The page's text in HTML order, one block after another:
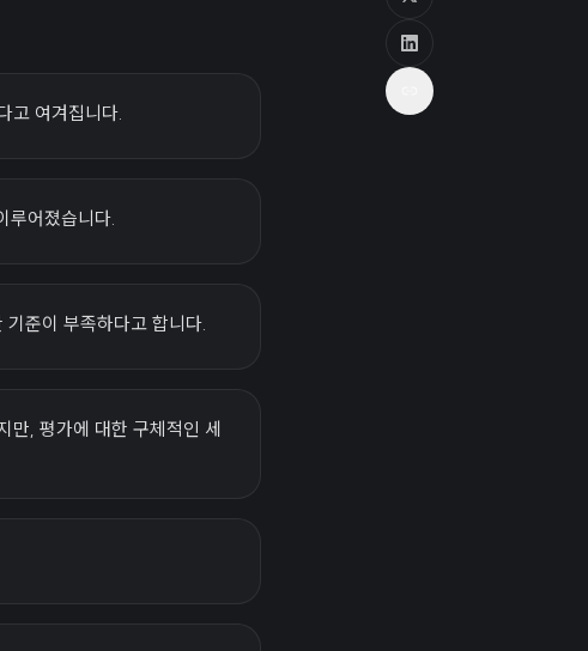
고 여겨집니다.
루어졌습니다.
준이 부족하다고 합니다.
만, 평가에 대한 구체적인 세